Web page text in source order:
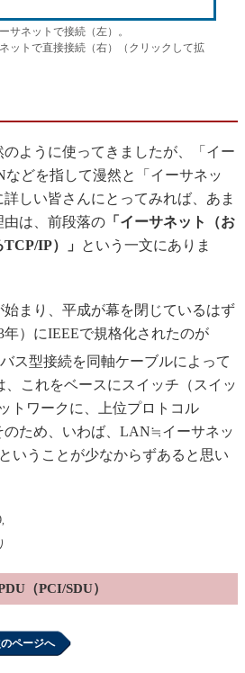
ネットで接続（左）。
ットで直接接続（右）（クリックして拡
ように使ってきましたが、「イー
どを指して漫然と「イーサネッ
しい皆さんにとってみれば、あま
由は、前段落の 「イーサネット（お
IP）」
という一文にありま
まり、平成が幕を閉じているはず
）にIEEEで規格化されたのが
ス型接続を同軸ケーブルによって
これをベースにスイッチ（スイッ
トワークに、上位プロトコル
のため、いわば、LAN≒イーサネッ
いうことが少なからずあると思い
（PCI/SDU）
ページへ